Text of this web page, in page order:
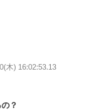
木) 16:02:53.13
？